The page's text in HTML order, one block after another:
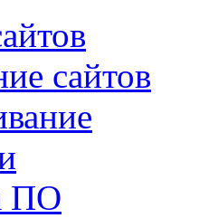
сайтов
ПО